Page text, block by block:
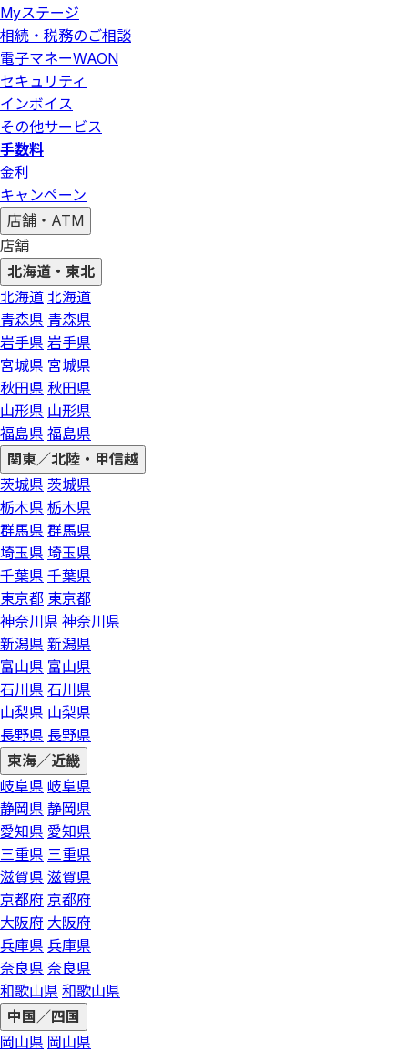
Myステージ
相続・税務のご相談
電子マネーWAON
セキュリティ
インボイス
その他サービス
手数料
金利
キャンペーン
店舗・ATM
店舗
北海道・東北
北海道 北海道
青森県 青森県
岩手県 岩手県
宮城県 宮城県
秋田県 秋田県
山形県 山形県
福島県 福島県
関東／北陸・甲信越
茨城県 茨城県
栃木県 栃木県
群馬県 群馬県
埼玉県 埼玉県
千葉県 千葉県
東京都 東京都
神奈川県 神奈川県
新潟県 新潟県
富山県 富山県
石川県 石川県
山梨県 山梨県
長野県 長野県
東海／近畿
岐阜県 岐阜県
静岡県 静岡県
愛知県 愛知県
三重県 三重県
滋賀県 滋賀県
京都府 京都府
大阪府 大阪府
兵庫県 兵庫県
奈良県 奈良県
和歌山県 和歌山県
中国／四国
岡山県 岡山県